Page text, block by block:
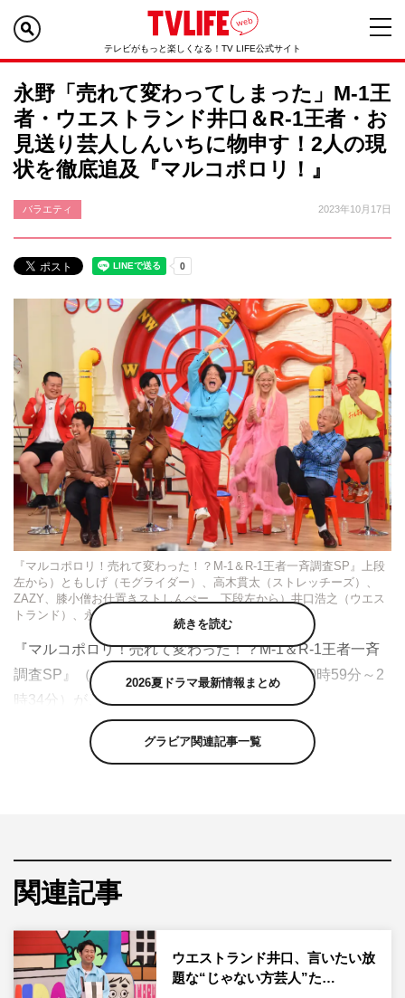
テレビがもっと楽しくなる！TV LIFE公式サイト
永野「売れて変わってしまった」M-1王
者・ウエストランド井口＆R-1王者・お
見送り芸人しんいちに物申す！2人の現
状を徹底追及『マルコポロリ！』
バラエティ 2023年10月17日
『マルコポロリ！売れて変わった！？M-1＆R-1王者一斉調査SP』上段
左から）ともしげ（モグライダー）、高木貫太（ストレッチーズ）、
ZAZY、膝小僧お仕置きストしんぺー 下段左から）井口浩之（ウエス
トランド）、永野、お見送り芸人しんいち ©カンテレ
『マルコポロリ！売れて変わった！？M-1＆R-1王者一斉
調査SP』（カンテレ ※関西ローカル 午後0時59分～2
時34分）が、10月22日（日）に放送される。
今やすっかり当番組の“ご意見番”まで上り詰めた永野が
「売れて変わってしまった」とモヤモヤを感じているウエ
ズ・高木貫太、しんいちと親交の深いZAZY、膝小僧お仕
置きストしんぺーも加わり、仲間たちですら首をかしげる
2人の現状を徹底追及していく。
続きを読む
2026夏ドラマ最新情報まとめ
グラビア関連記事一覧
関連記事
ウエストランド井口、言いたい放
題な“じゃない方芸人”た…